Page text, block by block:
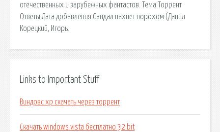
отечественных и зарубежных фантастов. Тема Торрент
Ответы Дата добавления Сандал пахнет порохом (Данил
Корецкий, Игорь.
Links to Important Stuff
Виндовс хр скачать через торрент
Скачать windows vista бесплатно 32 bit